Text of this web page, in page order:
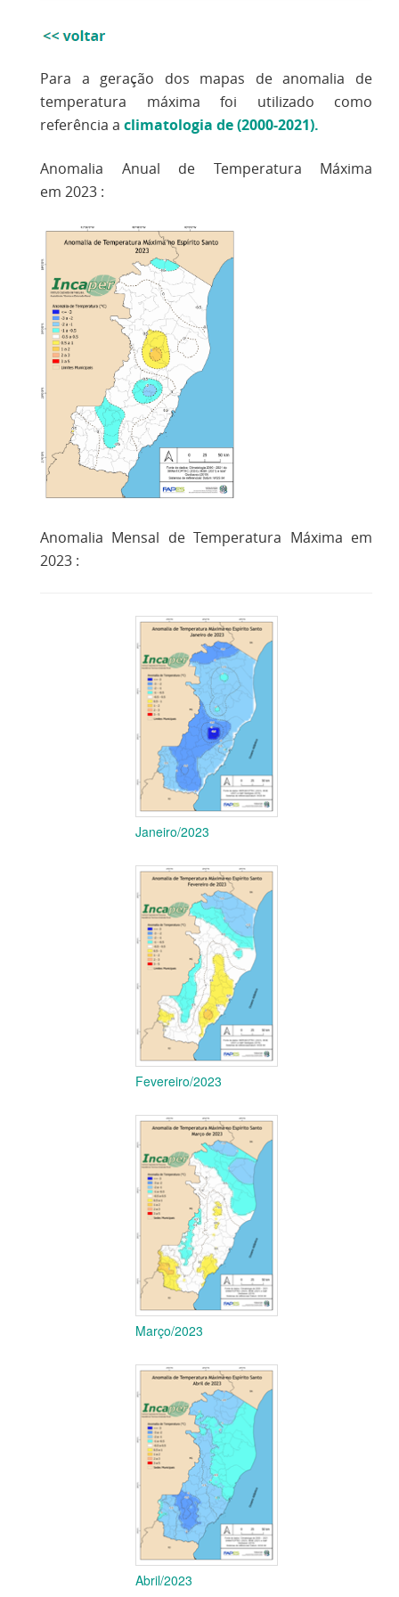
Para a geração dos mapas de anomalia de
temperatura máxima foi utilizado como
referência a climatologia de (2000-2021).
Anomalia Anual de Temperatura Máxima
em 2023 :
Anomalia Mensal de Temperatura Máxima em
2023 :
Janeiro/2023
Fevereiro/2023
Março/2023
Abril/2023